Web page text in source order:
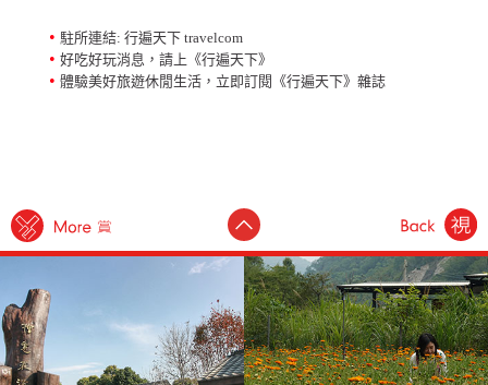
• 駐所連結: 行遍天下 travelcom
• 好吃好玩消息，請上《行遍天下》
• 體驗美好旅遊休閒生活，立即訂閱《行遍天下》雜誌